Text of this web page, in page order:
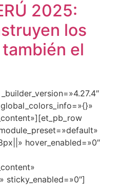
2025:
los
el
hover_enabled=»0″
sticky_enabled=»0″]